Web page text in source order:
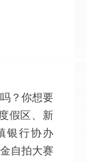
？你想要
假区、新
银行协办
自拍大赛